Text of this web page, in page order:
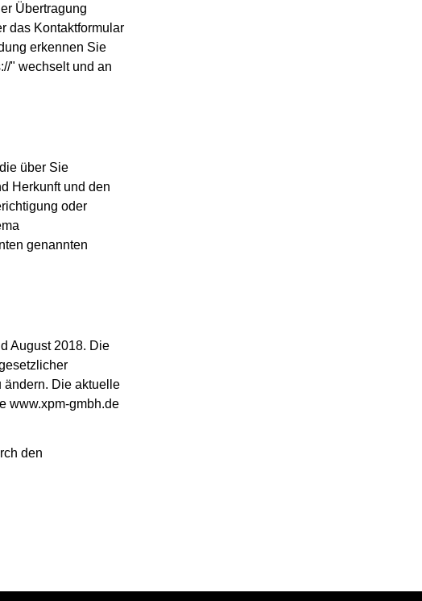
Übertragung
das Kontaktformular
erkennen Sie
" wechselt und an
über Sie
Herkunft und den
oder
genannten
August 2018. Die
ändern. Die aktuelle
www.xpm-gmbh.de
den